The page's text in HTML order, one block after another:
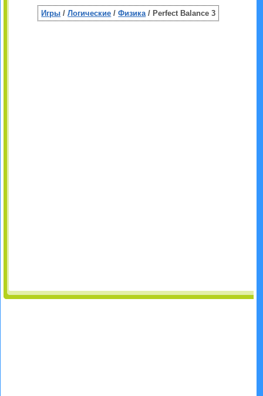
Игры /Логические /Физика/ Perfect Balance 3